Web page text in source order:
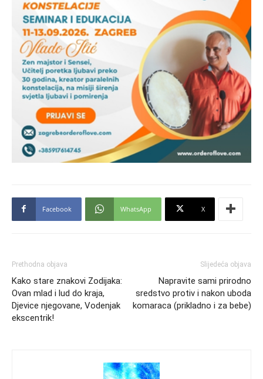
Facebook WhatsApp X
Prethodna objava
Kako stare znakovi Zodijaka:
Ovan mlad i lud do kraja,
Djevice njegovane, Vodenjak
ekscentrik!
Slijedeća objava
Napravite sami prirodno
sredstvo protiv i nakon uboda
komaraca (prikladno i za bebe)